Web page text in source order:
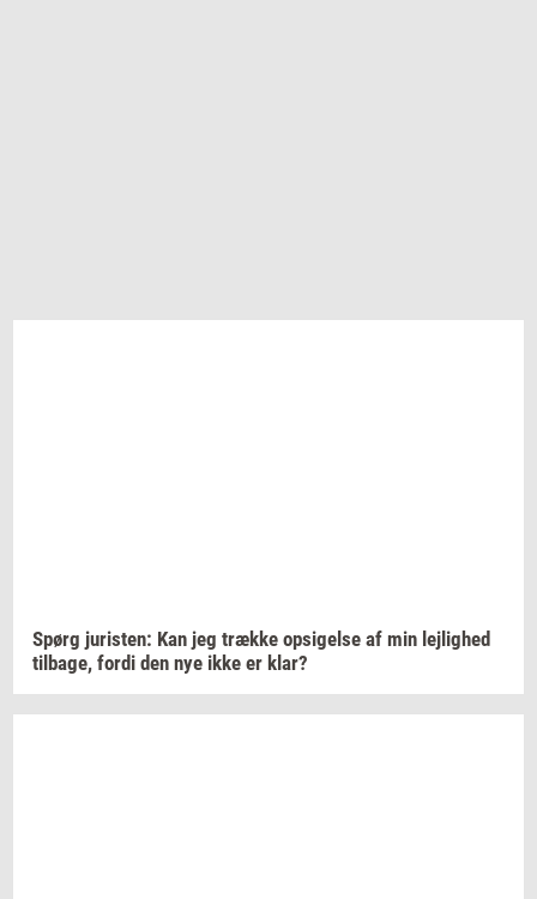
Spørg juri­sten: Kan jeg træk­ke op­si­gel­se af min lej­lig­hed
til­ba­ge, fordi den nye ikke er klar?